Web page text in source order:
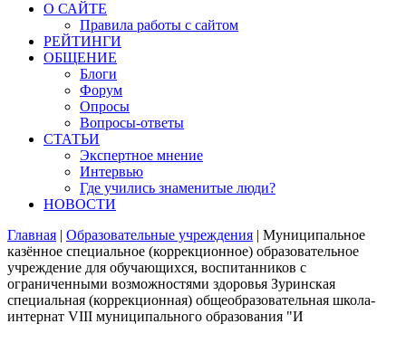
О САЙТЕ
Правила работы с сайтом
РЕЙТИНГИ
ОБЩЕНИЕ
Блоги
Форум
Опросы
Вопросы-ответы
СТАТЬИ
Экспертное мнение
Интервью
Где учились знаменитые люди?
НОВОСТИ
Главная | Образовательные учреждения | Муниципальное
казённое специальное (коррекционное) образовательное
учреждение для обучающихся, воспитанников с
ограниченными возможностями здоровья Зуринская
специальная (коррекционная) общеобразовательная школа-
интернат VIII муниципального образования "И